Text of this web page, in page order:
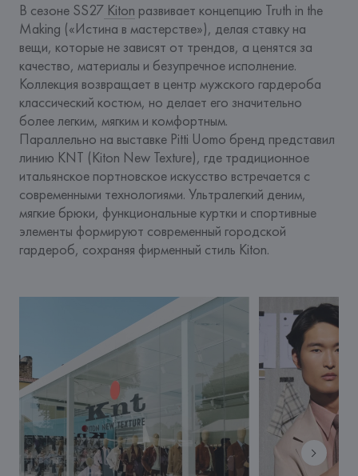
В сезоне SS27 Kiton развивает концепцию Truth in the
Making («Истина в мастерстве»), делая ставку на
вещи, которые не зависят от трендов, а ценятся за
качество, материалы и безупречное исполнение.
Коллекция возвращает в центр мужского гардероба
классический костюм, но делает его значительно
более легким, мягким и комфортным.
Параллельно на выставке Pitti Uomo бренд представил
линию KNT (Kiton New Texture), где традиционное
итальянское портновское искусство встречается с
современными технологиями. Ультралегкий деним,
мягкие брюки, функциональные куртки и спортивные
элементы формируют современный городской
гардероб, сохраняя фирменный стиль Kiton.